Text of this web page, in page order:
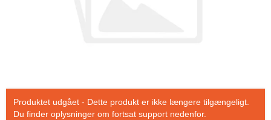
Produktet udgået - Dette produkt er ikke længere tilgængeligt.
Du finder oplysninger om fortsat support nedenfor.